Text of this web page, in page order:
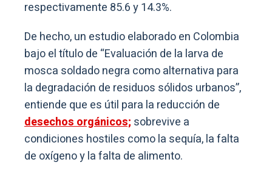
respectivamente 85.6 y 14.3%.
De hecho, un estudio elaborado en Colombia
bajo el título de “Evaluación de la larva de
mosca soldado negra como alternativa para
la degradación de residuos sólidos urbanos”,
entiende que es útil para la reducción de
desechos orgánicos; sobrevive a
condiciones hostiles como la sequía, la falta
de oxígeno y la falta de alimento.